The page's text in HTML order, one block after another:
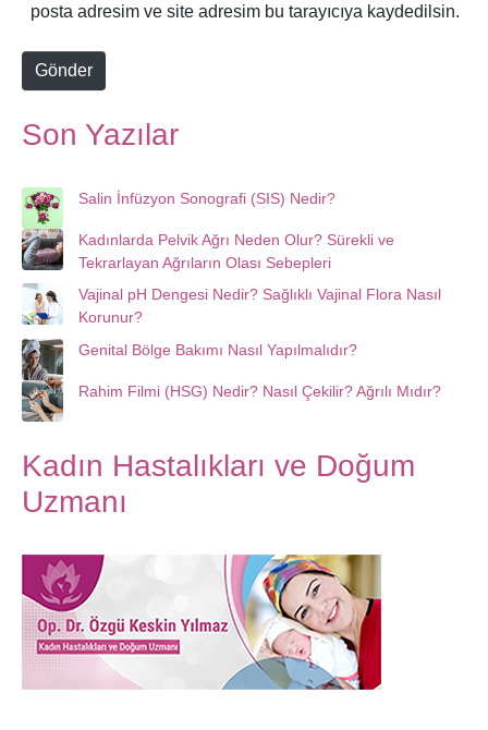
e
posta adresim ve site adresim bu tarayıcıya kaydedilsin.
Gönder
Son Yazılar
Salin İnfüzyon Sonografi (SIS) Nedir?
Kadınlarda Pelvik Ağrı Neden Olur? Sürekli ve
Tekrarlayan Ağrıların Olası Sebepleri
Vajinal pH Dengesi Nedir? Sağlıklı Vajinal Flora Nasıl
Korunur?
Genital Bölge Bakımı Nasıl Yapılmalıdır?
Rahim Filmi (HSG) Nedir? Nasıl Çekilir? Ağrılı Mıdır?
Kadın Hastalıkları ve Doğum
Uzmanı